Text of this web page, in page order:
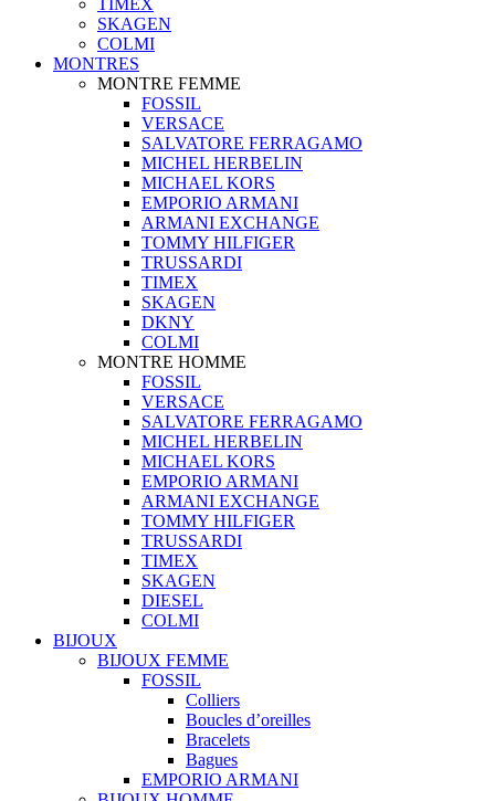
TIMEX
SKAGEN
COLMI
MONTRES
MONTRE FEMME
FOSSIL
VERSACE
SALVATORE FERRAGAMO
MICHEL HERBELIN
MICHAEL KORS
EMPORIO ARMANI
ARMANI EXCHANGE
TOMMY HILFIGER
TRUSSARDI
TIMEX
SKAGEN
DKNY
COLMI
MONTRE HOMME
FOSSIL
VERSACE
SALVATORE FERRAGAMO
MICHEL HERBELIN
MICHAEL KORS
EMPORIO ARMANI
ARMANI EXCHANGE
TOMMY HILFIGER
TRUSSARDI
TIMEX
SKAGEN
DIESEL
COLMI
BIJOUX
BIJOUX FEMME
FOSSIL
Colliers
Boucles d’oreilles
Bracelets
Bagues
EMPORIO ARMANI